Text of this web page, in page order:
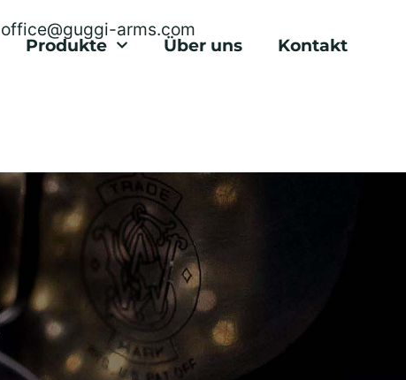
office@guggi-arms.com
Produkte Über uns Kontakt